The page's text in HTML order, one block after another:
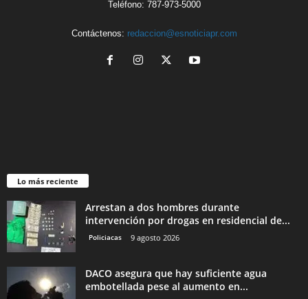
Teléfono: 787-973-5000
Contáctenos: redaccion@esnoticiapr.com
Lo más reciente
Arrestan a dos hombres durante
intervención por drogas en residencial de...
Policiacas 9 agosto 2026
DACO asegura que hay suficiente agua
embotellada pese al aumento en...